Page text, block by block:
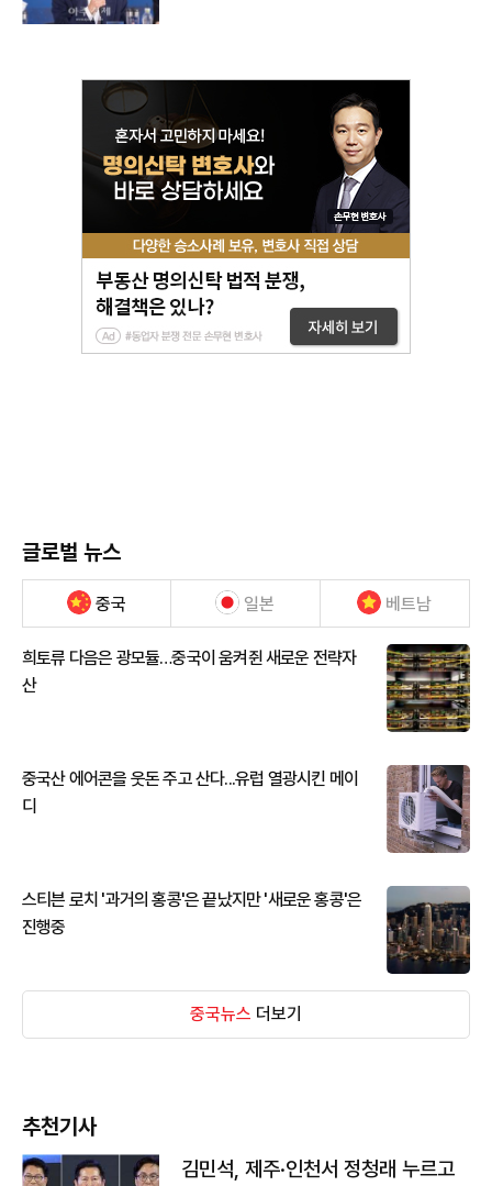
글로벌 뉴스
중국 일본 베트남
희토류 다음은 광모듈…중국이 움켜쥔 새로운 전략자
산
중국산 에어콘을 웃돈 주고 산다...유럽 열광시킨 메이
디
스티븐 로치 '과거의 홍콩'은 끝났지만 '새로운 홍콩'은
진행중
중국뉴스 더보기
추천기사
김민석, 제주·인천서 정청래 누르고